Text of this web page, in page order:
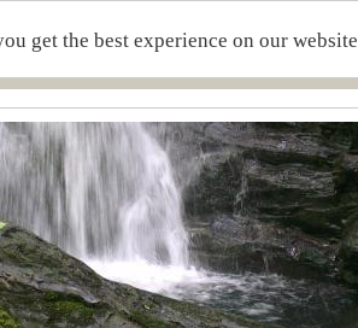
get the best experience on our website